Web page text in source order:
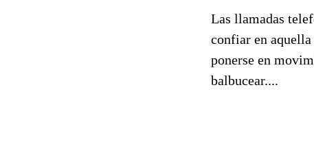
Las llamadas
confiar en aquella
ponerse en
balbucear....